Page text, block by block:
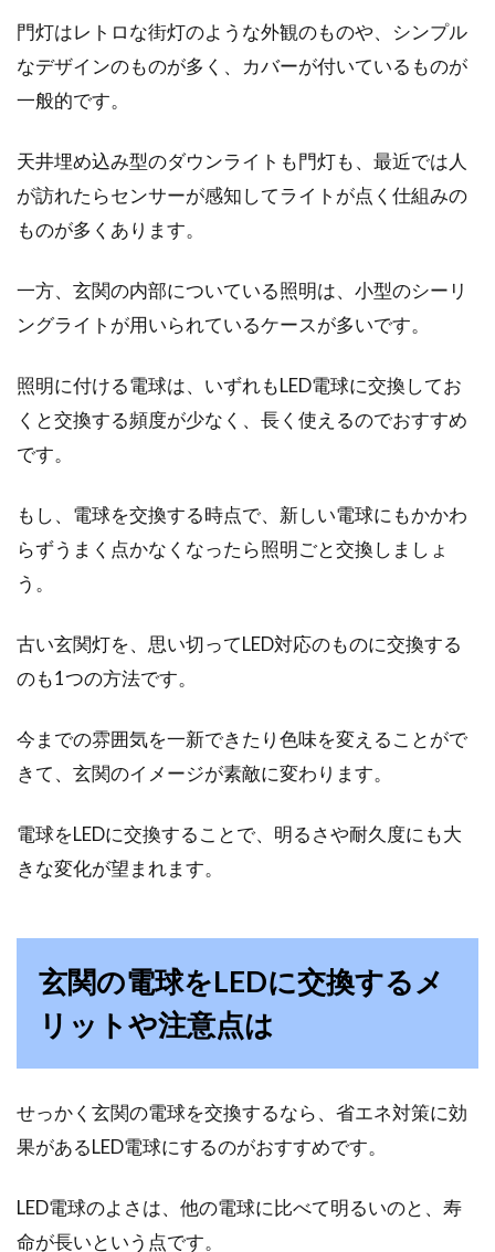
門灯はレトロな街灯のような外観のものや、シンプル
なデザインのものが多く、カバーが付いているものが
一般的です。
天井埋め込み型のダウンライトも門灯も、最近では人
が訪れたらセンサーが感知してライトが点く仕組みの
ものが多くあります。
一方、玄関の内部についている照明は、小型のシーリ
ングライトが用いられているケースが多いです。
照明に付ける電球は、いずれもLED電球に交換してお
くと交換する頻度が少なく、長く使えるのでおすすめ
です。
もし、電球を交換する時点で、新しい電球にもかかわ
らずうまく点かなくなったら照明ごと交換しましょ
う。
古い玄関灯を、思い切ってLED対応のものに交換する
のも1つの方法です。
今までの雰囲気を一新できたり色味を変えることがで
きて、玄関のイメージが素敵に変わります。
電球をLEDに交換することで、明るさや耐久度にも大
きな変化が望まれます。
玄関の電球をLEDに交換するメ
リットや注意点は
せっかく玄関の電球を交換するなら、省エネ対策に効
果があるLED電球にするのがおすすめです。
LED電球のよさは、他の電球に比べて明るいのと、寿
命が長いという点です。